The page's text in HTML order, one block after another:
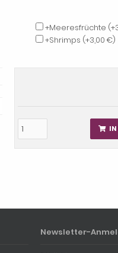
IN
+Meeresfrüchte
+Shrimps (+3,00 €)
Newsletter-